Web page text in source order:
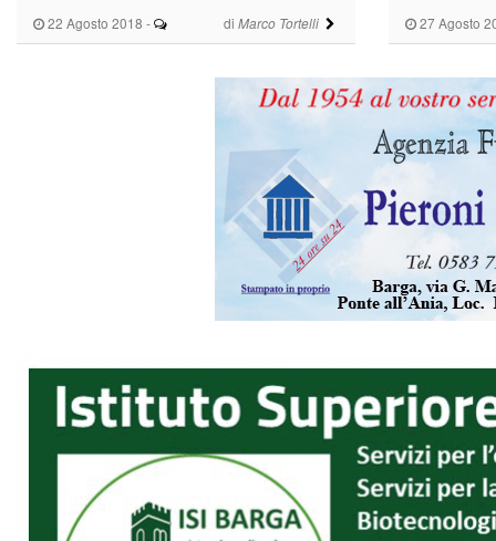
22 Agosto 2018 - di Marco Tortelli 27 Agosto